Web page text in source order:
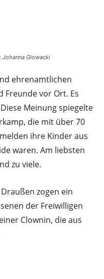
Johanna Glowacki
ehrenamtlichen
Freunde vor Ort. Es
Meinung spiegelte
die mit über 70
ihre Kinder aus
waren. Am liebsten
zu viele.
zogen ein
der Freiwilligen
Clownin, die aus